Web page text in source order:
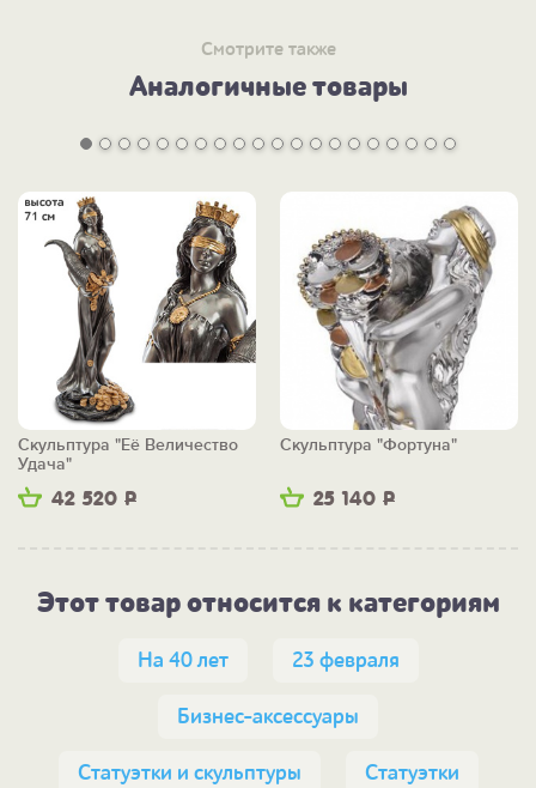
Смотрите также
Аналогичные товары
42 520 Р
Скульптура "Её Величество
Удача"
25 140 Р
Скульптура "Фортуна"
Этот товар относится к категориям
На 40 лет 23 февраля
Бизнес-аксессуары
Статуэтки и скульптуры Статуэтки